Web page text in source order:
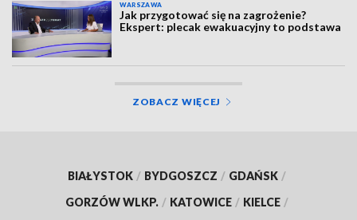
WARSZAWA
Jak przygotować się na zagrożenie?
Ekspert: plecak ewakuacyjny to podstawa
ZOBACZ WIĘCEJ
BIAŁYSTOK / BYDGOSZCZ / GDAŃSK /
GORZÓW WLKP. / KATOWICE / KIELCE /